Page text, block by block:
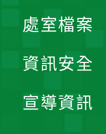
處室檔案
資訊安全
宣導資訊